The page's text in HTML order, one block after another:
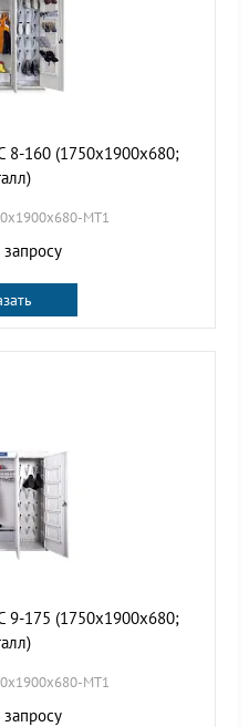
160 (1750х1900х680;
МТ1
175 (1750х1900х680;
МТ1